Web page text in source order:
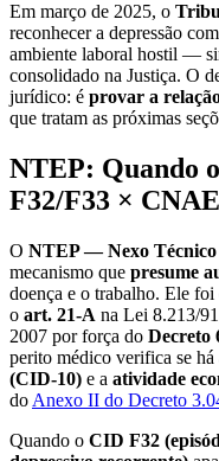
Em março de 2025, o
reconhecer a depressão
ambiente laboral hostil —
consolidado na Justiça. O
jurídico: é provar a
que tratam as próximas
NTEP: Quando
F32/F33 ×
O NTEP — Nexo
mecanismo que presume
doença e o trabalho. Ele foi
o art. 21-A na Lei 8.213/
2007 por força do Decreto
perito médico verifica se há
(CID-10) e a atividade
do Anexo II do Decreto
Quando o CID F32